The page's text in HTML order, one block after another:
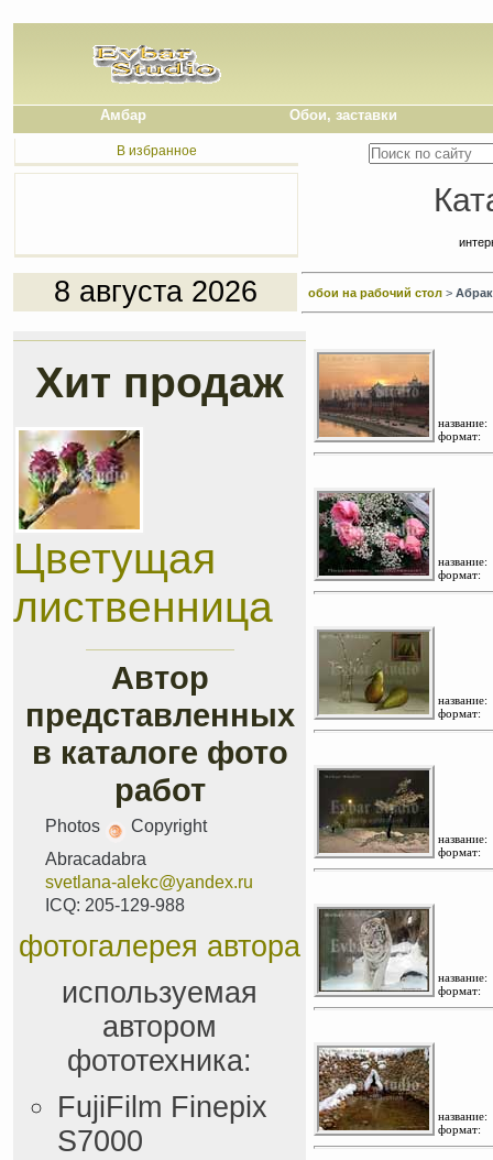
Амбар Обои, заставки
В избранное
8 августа 2026 обои на рабочий стол >
Хит продаж
Цветущая
лиственница
Автор
представленных
в каталоге фото
работ
Photos
Copyright
Abracadabra
svetlana-alekc@yandex.ru
ICQ: 205-129-988
фотогалерея автора
используемая
автором
фототехника:
FujiFilm Finepix
S7000
название:
формат:
название:
формат:
название:
формат:
название:
формат:
название:
формат:
название:
формат: